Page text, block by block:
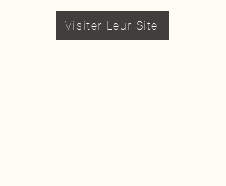
Visiter Leur Site